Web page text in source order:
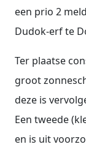
een prio 2
Dudok-erf te
Ter plaatse
groot
deze is
Een tweede
en is uit